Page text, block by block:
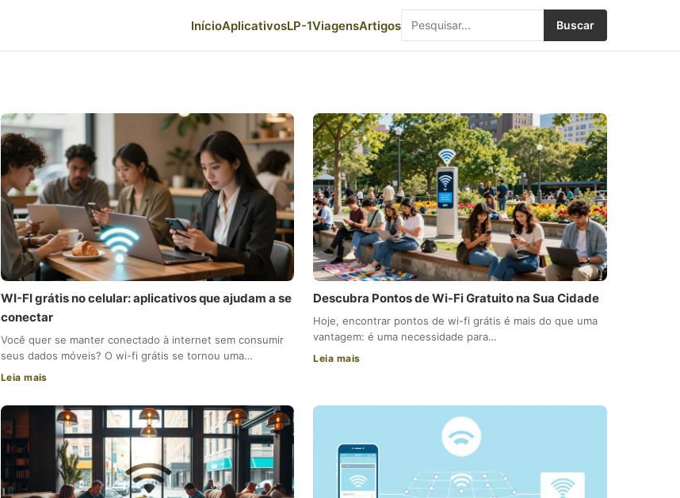
InícioAplicativosLP-1ViagensArtigos Buscar
WI-FI grátis no celular: aplicativos que ajudam a se
conectar
Você quer se manter conectado à internet sem consumir
seus dados móveis? O wi-fi grátis se tornou uma…
Leia mais
Descubra Pontos de Wi-Fi Gratuito na Sua Cidade
Hoje, encontrar pontos de wi-fi grátis é mais do que uma
vantagem: é uma necessidade para…
Leia mais